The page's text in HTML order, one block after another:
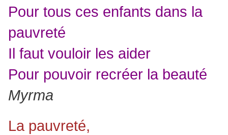
Pour tous ces enfants dans la
pauvreté
Il faut vouloir les aider
Pour pouvoir recréer la beauté
Myrma
La pauvreté,